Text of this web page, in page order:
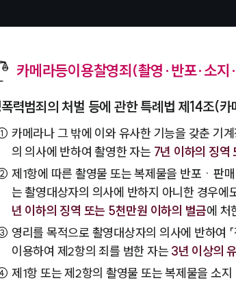
카메라등이용찰영죄(촬영·반포·소지
력범죄의 처벌 등에 관한 특례법 제14조(
카메라나 그 밖에 이와 유사한 기능을 갖춘 기
의 의사에 반하여 촬영한 자는 7년 이하의 징역
제1항에 따른 촬영물 또는 복제물을 반포ㆍ판
는 촬영대상자의 의사에 반하지 아니한 경우
년 이하의 징역 또는 5천만원 이하의 벌금에 처
영리를 목적으로 촬영대상자의 의사에 반하여
이용하여 제2항의 죄를 범한 자는 3년 이상의
제1항 또는 제2항의 촬영물 또는 복제물을 소